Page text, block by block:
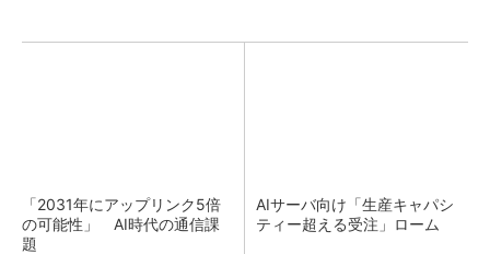
「2031年にアップリンク5倍
の可能性」 AI時代の通信課
題
AIサーバ向け「生産キャパシ
ティー超える受注」ローム